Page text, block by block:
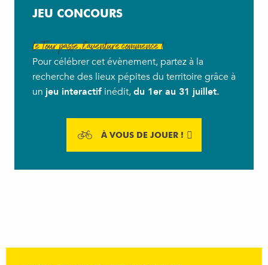
JEU CONCOURS
Le Tour passe, l’aventure commence !
Pour célébrer cet évènement, partez à la
recherche des lieux pépites du territoire grâce à
un jeu interactif inédit,du 1er au 31 juillet.
À VOUS DE JOUER !